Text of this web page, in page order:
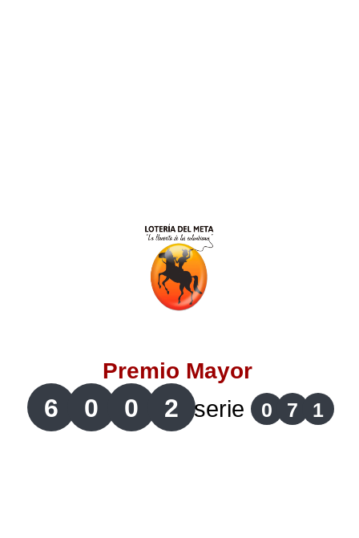
Lotería de Bogotá
Lotería de Risaralda
Lotería de Santander
Lotería del Cauca
Premio Mayor
6 0 0 2 serie 0 7 1